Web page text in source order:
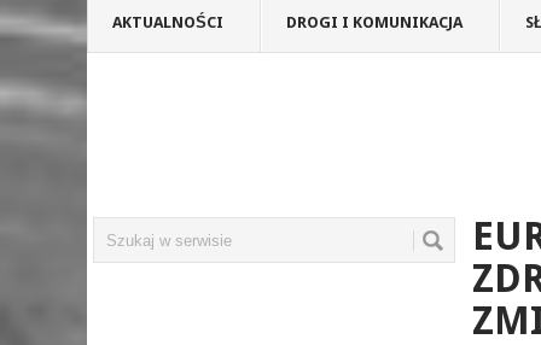
AKTUALNOŚCI DROGI I KOMUNIKACJA